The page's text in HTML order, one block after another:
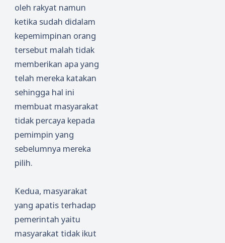
oleh rakyat namun
ketika sudah didalam
kepemimpinan orang
tersebut malah tidak
memberikan apa yang
telah mereka katakan
sehingga hal ini
membuat masyarakat
tidak percaya kepada
pemimpin yang
sebelumnya mereka
pilih.
Kedua, masyarakat
yang apatis terhadap
pemerintah yaitu
masyarakat tidak ikut